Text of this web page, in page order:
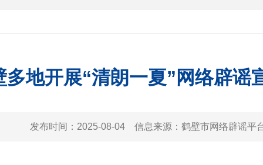
多地开展“清朗一夏”网络辟谣
发布时间： 2025-08-04 信息来源： 鹤壁市网络辟谣平